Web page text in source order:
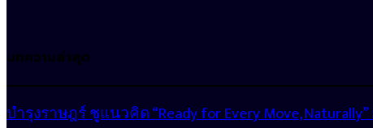
บทความล่าสุด
บำรุงราษฎร์ ชูแนวคิด “Ready for Every Move,